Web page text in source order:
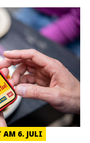
AM 6. JULI